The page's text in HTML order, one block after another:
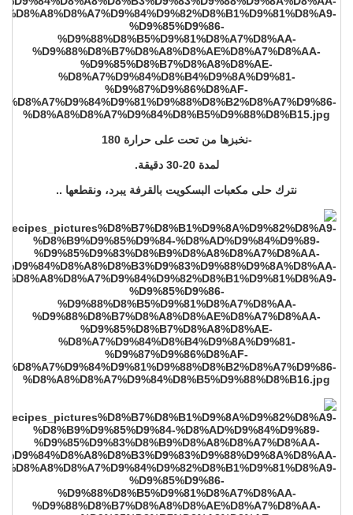
-نخبزها من تحت على حرارة 180
لمدة 20-30 دقيقة.
نترك حلى مكعبات البسكويت بالقرفة يبرد، ونقطعها ..